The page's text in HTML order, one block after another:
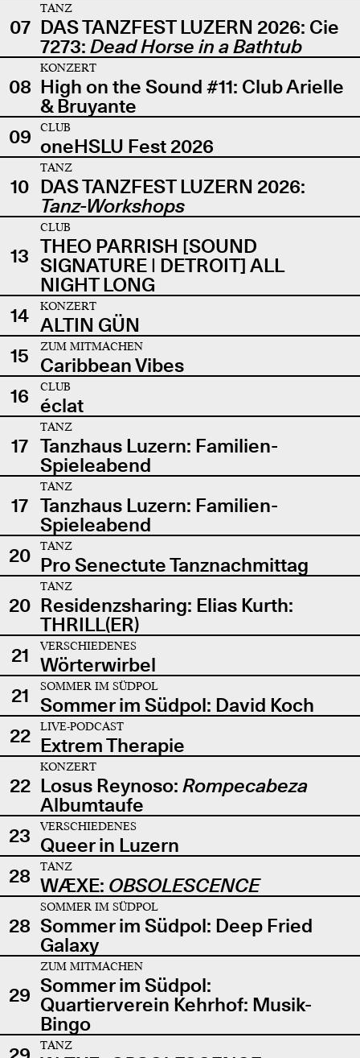
07
TANZ
DAS TANZFEST LUZERN 2026: Cie
7273: Dead Horse in a Bathtub
08
KONZERT
High on the Sound #11: Club Arielle
& Bruyante
09
CLUB
oneHSLU Fest 2026
10
TANZ
DAS TANZFEST LUZERN 2026:
Tanz-Workshops
13
CLUB
THEO PARRISH [SOUND
SIGNATURE | DETROIT] ALL
NIGHT LONG
14
KONZERT
ALTIN GÜN
15
ZUM MITMACHEN
Caribbean Vibes
16
CLUB
éclat
17
TANZ
Tanzhaus Luzern: Familien-
Spieleabend
17
TANZ
Tanzhaus Luzern: Familien-
Spieleabend
20
TANZ
Pro Senectute Tanznachmittag
20
TANZ
Residenzsharing: Elias Kurth:
THRILL(ER)
21
VERSCHIEDENES
Wörterwirbel
21
SOMMER IM SÜDPOL
Sommer im Südpol: David Koch
22
LIVE-PODCAST
Extrem Therapie
22
KONZERT
Losus Reynoso: Rompecabeza
Albumtaufe
23
VERSCHIEDENES
Queer in Luzern
28
TANZ
WÆXE: OBSOLESCENCE
28
SOMMER IM SÜDPOL
Sommer im Südpol: Deep Fried
Galaxy
29
ZUM MITMACHEN
Sommer im Südpol:
Quartierverein Kehrhof: Musik-
Bingo
TANZ